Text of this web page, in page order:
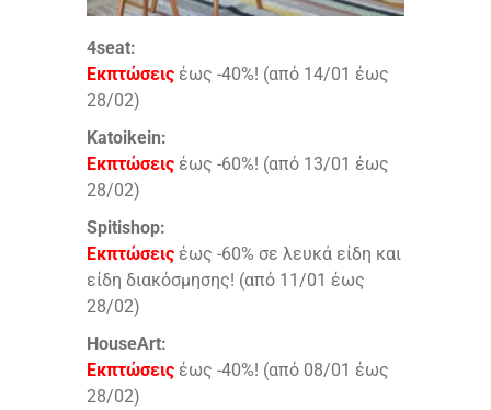
4seat:
Εκπτώσεις έως -40%! (από 14/01 έως
28/02)
Katoikein:
Εκπτώσεις έως -60%! (από 13/01 έως
28/02)
Spitishop:
Εκπτώσεις έως -60% σε λευκά είδη και
είδη διακόσμησης! (από 11/01 έως
28/02)
HouseArt:
Εκπτώσεις έως -40%! (από 08/01 έως
28/02)